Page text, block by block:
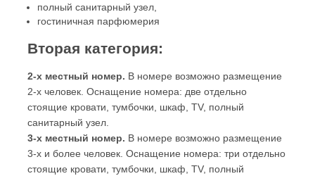
полный санитарный узел,
гостиничная парфюмерия
Вторая категория:
2-х местный номер. В номере возможно размещение
2-х человек. Оснащение номера: две отдельно
стоящие кровати, тумбочки, шкаф, TV, полный
санитарный узел.
3-х местный номер. В номере возможно размещение
3-х и более человек. Оснащение номера: три отдельно
стоящие кровати, тумбочки, шкаф, TV, полный